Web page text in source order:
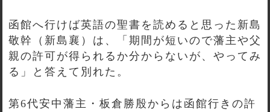
函館へ行けば英語の聖書を読めると思った新島
敬幹（新島襄）は、「期間が短いので藩主や父
親の許可が得られるか分からないが、やってみ
る」と答えて別れた。
第6代安中藩主・板倉勝殷からは函館行きの許